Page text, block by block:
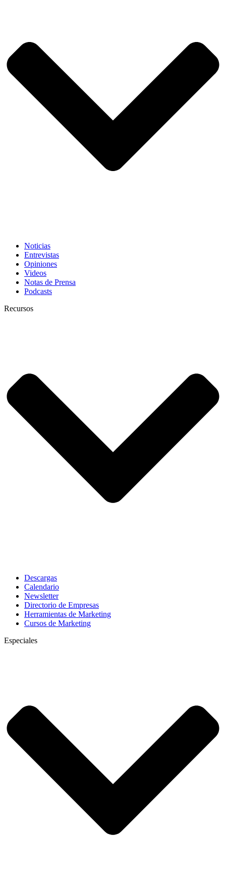
Noticias
Entrevistas
Opiniones
Videos
Notas de Prensa
Podcasts
Recursos
Descargas
Calendario
Newsletter
Directorio de Empresas
Herramientas de Marketing
Cursos de Marketing
Especiales